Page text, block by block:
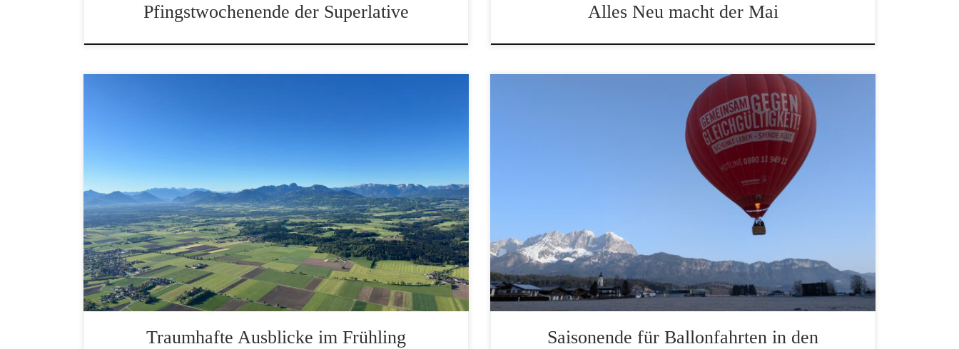
Pfingstwochenende der Superlative Alles Neu macht der Mai
Ballonfahrten im Frühling, traumhafte Ausblicke
Traumhafte Ausblicke im Frühling
Ballonfahrten in den Alpen, ein wahrer Wintertraum
Saisonende für Ballonfahrten in den